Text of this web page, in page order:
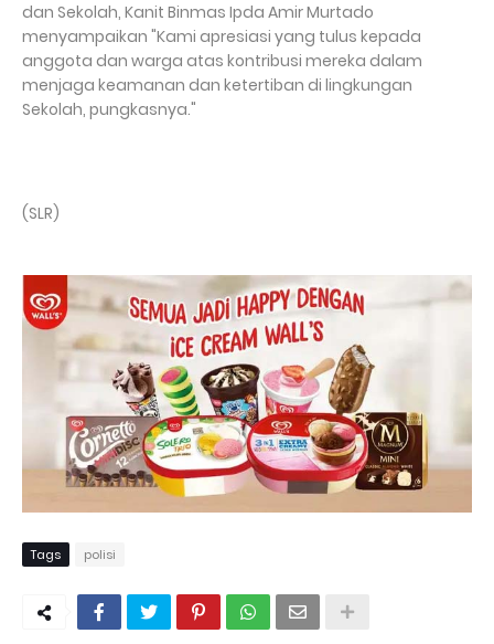
dan Sekolah, Kanit Binmas Ipda Amir Murtado
menyampaikan "Kami apresiasi yang tulus kepada
anggota dan warga atas kontribusi mereka dalam
menjaga keamanan dan ketertiban di lingkungan
Sekolah, pungkasnya."
(SLR)
Tags polisi